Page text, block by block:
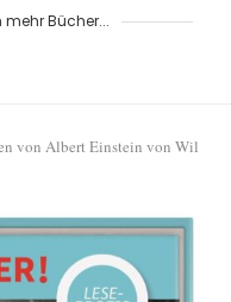
Bücher...
von Albert Einstein von Wil